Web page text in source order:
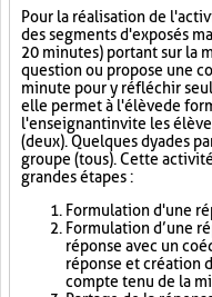
Pour la réalisation de
des segments d'exposés
20 minutes) portant sur la
question ou propose une
minute pour y réfléchir
elle permet à l'élève de
l'enseignant invite les
(deux). Quelques dyades
groupe (tous). Cette
grandes étapes :
Formulation d'une
Formulation d’une
réponse avec un
réponse et création
compte tenu de la